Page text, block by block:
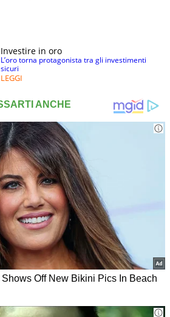
Investire in oro
L’oro torna protagonista tra gli investimenti
sicuri
LEGGI